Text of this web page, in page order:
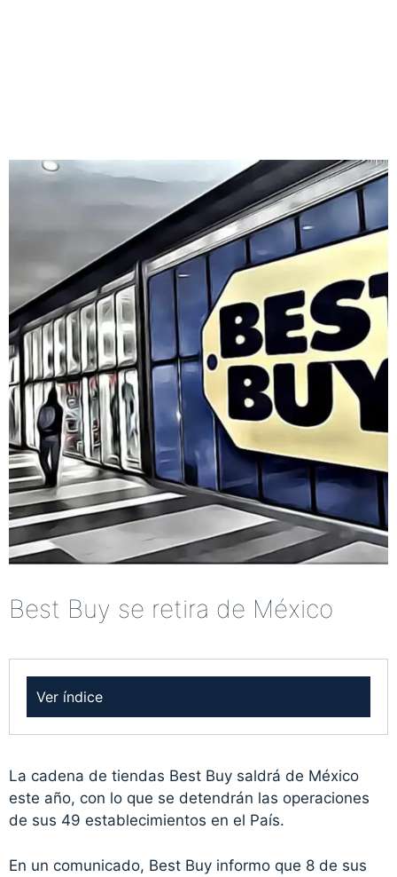
Best Buy se retira de México
Ver índice
La cadena de tiendas Best Buy saldrá de México
este año, con lo que se detendrán las operaciones
de sus 49 establecimientos en el País.
En un comunicado, Best Buy informo que 8 de sus